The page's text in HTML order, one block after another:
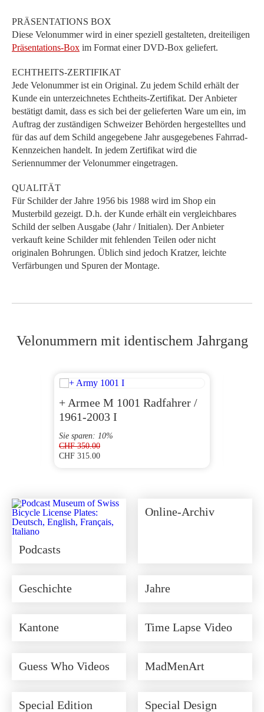
PRÄSENTATIONS BOX
Diese Velonummer wird in einer speziell gestalteten, dreiteiligen
Präsentations-Box im Format einer DVD-Box geliefert.
ECHTHEITS-ZERTIFIKAT
Jede Velonummer ist ein Original. Zu jedem Schild erhält der
Kunde ein unterzeichnetes Echtheits-Zertifikat. Der Anbieter
bestätigt damit, dass es sich bei der gelieferten Ware um ein, im
Auftrag der zuständigen Schweizer Behörden hergestelltes und
für das auf dem Schild angegebene Jahr ausgegebenes Fahrrad-
Kennzeichen handelt. In jedem Zertifikat wird die
Seriennummer der Velonummer eingetragen.
QUALITÄT
Für Schilder der Jahre 1956 bis 1988 wird im Shop ein
Musterbild gezeigt. D.h. der Kunde erhält ein vergleichbares
Schild der selben Ausgabe (Jahr / Initialen). Der Anbieter
verkauft keine Schilder mit fehlenden Teilen oder nicht
originalen Bohrungen. Üblich sind jedoch Kratzer, leichte
Verfärbungen und Spuren der Montage.
Velonummern mit identischem Jahrgang
+ Armee M 1001 Radfahrer /
1961-2003 I
CHF350.00
CHF 315.00
Sie sparen: 10%
Podcasts
Online-Archiv
Geschichte Jahre
Kantone Time Lapse Video
Guess Who Videos MadMenArt
Special Edition Special Design